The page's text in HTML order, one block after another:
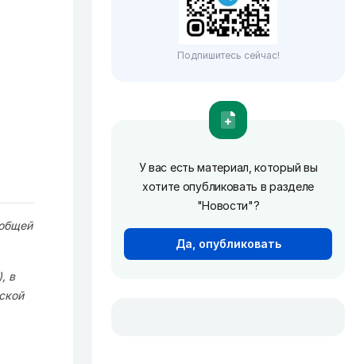
в
Подпишитесь сейчас!
У вас есть материал, который вы
хотите опубликовать в разделе
"Новости"?
Да, опубликовать